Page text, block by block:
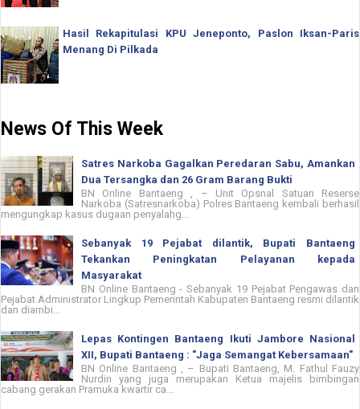
Hasil Rekapitulasi KPU Jeneponto, Paslon Iksan-Paris
Menang Di Pilkada
News Of This Week
Satres Narkoba Gagalkan Peredaran Sabu, Amankan
Dua Tersangka dan 26 Gram Barang Bukti
BN Online Bantaeng , – Unit Opsnal Satuan Reserse
Narkoba (Satresnarkoba) Polres Bantaeng kembali berhasil
mengungkap kasus dugaan penyalahg...
Sebanyak 19 Pejabat dilantik, Bupati Bantaeng
Tekankan Peningkatan Pelayanan kepada
Masyarakat
BN Online Bantaeng - Sebanyak 19 Pejabat Pengawas dan
Pejabat Administrator Lingkup Pemerintah Kabupaten Bantaeng resmi dilantik
dan diambi...
Lepas Kontingen Bantaeng Ikuti Jambore Nasional
XII, Bupati Bantaeng : "Jaga Semangat Kebersamaan"
BN Online Bantaeng , – Bupati Bantaeng, M. Fathul Fauzy
Nurdin yang juga merupakan Ketua majelis bimbingan
cabang gerakan Pramuka kwartir ca...